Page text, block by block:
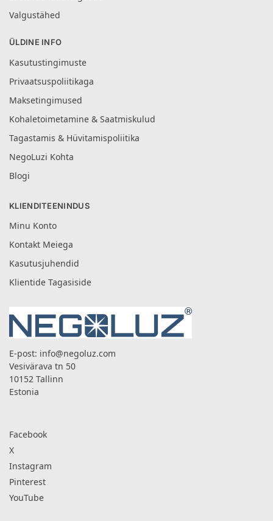
Valgustähed
ÜLDINE INFO
Kasutustingimuste
Privaatsuspoliitikaga
Maksetingimused
Kohaletoimetamine & Saatmiskulud
Tagastamis & Hüvitamispoliitika
NegoLuzi Kohta
Blogi
KLIENDITEENINDUS
Minu Konto
Kontakt Meiega
Kasutusjuhendid
Klientide Tagasiside
E-post: info@negoluz.com
Vesivärava tn 50
10152 Tallinn
Estonia
Facebook
X
Instagram
Pinterest
YouTube